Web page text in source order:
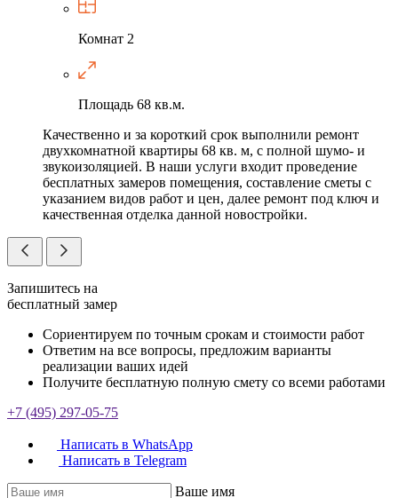
Комнат 2
Площадь 68 кв.м.
Качественно и за короткий срок выполнили ремонт
двухкомнатной квартиры 68 кв. м, с полной шумо- и
звукоизоляцией. В наши услуги входит проведение
бесплатных замеров помещения, составление сметы с
указанием видов работ и цен, далее ремонт под ключ и
качественная отделка данной новостройки.
Запишитесь на
бесплатный замер
Сориентируем по точным срокам и стоимости работ
Ответим на все вопросы, предложим варианты
реализации ваших идей
Получите бесплатную полную смету со всеми работами
+7 (495) 297-05-75
Написать в WhatsApp
Написать в Telegram
Ваше имя